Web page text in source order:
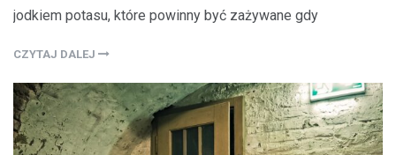
jodkiem potasu, które powinny być zażywane gdy
CZYTAJ DALEJ